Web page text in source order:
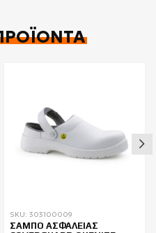
SKU: 303100009
ΣΑΜΠΟ ΑΣΦΑΛΕΙΑΣ